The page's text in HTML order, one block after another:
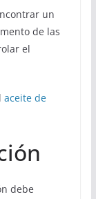
un
de las
el
aceite de
debe